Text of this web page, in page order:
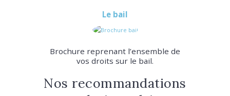
Le bail
Brochure reprenant l’ensemble de
vos droits sur le bail.
Nos recommandations